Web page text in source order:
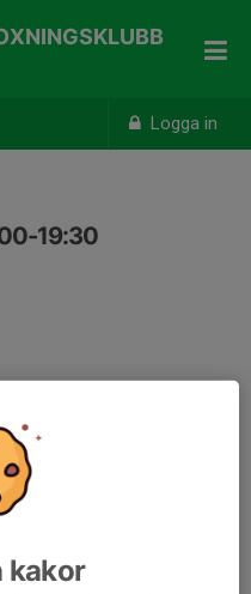
Logga in
19:30
kakor